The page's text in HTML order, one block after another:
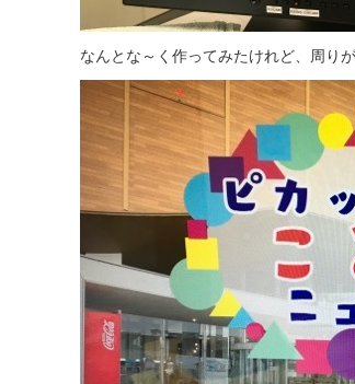
なんとな～く作ってみたけれど、周り